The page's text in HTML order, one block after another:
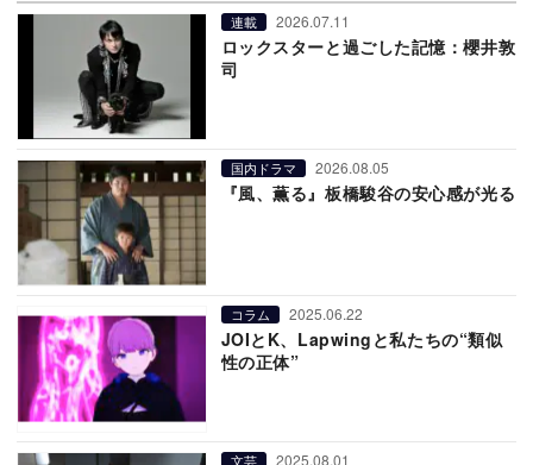
連載 2026.07.11
ロックスターと過ごした記憶：櫻井敦
司
国内ドラマ 2026.08.05
『風、薫る』板橋駿谷の安心感が光る
コラム 2025.06.22
JOIとK、Lapwingと私たちの“類似
性の正体”
文芸 2025.08.01